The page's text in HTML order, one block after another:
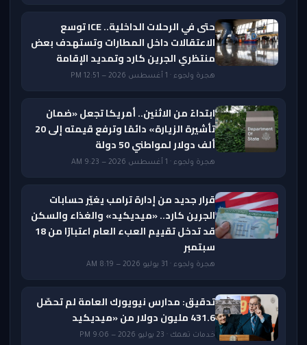
حتى في الرحلات الداخلية.. ICE توسع
الاعتقالات داخل المطارات وتستهدف بعض
منتظري الجرين كارد وتمديد الإقامة
هجرة ولجوء · 1 أغسطس 2026 — 12:51 PM
ابتداءً من الاثنين.. أمريكا تجعل «ضمان
تأشيرة الزيارة» دائمًا وترفع قيمته إلى 20
ألف دولار لمواطني 50 دولة
هجرة ولجوء · 1 أغسطس 2026 — 9:23 AM
قرار جديد من إدارة ترامب يغيّر حسابات
الجرين كارد.. «ميديكيد» والغذاء والسكن
قد تدخل تقييم العبء العام اعتبارًا من 18
سبتمبر
هجرة ولجوء · 31 يوليو 2026 — 8:19 AM
تدقيق: مدارس نيويورك العامة لم تحصّل
431.6 مليون دولار من «ميديكيد
خدمات تهمك · 23 يوليو 2026 — 9:06 PM